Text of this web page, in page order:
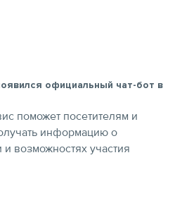
официальный чат-бот в
поможет посетителям и
информацию о
и возможностях участия